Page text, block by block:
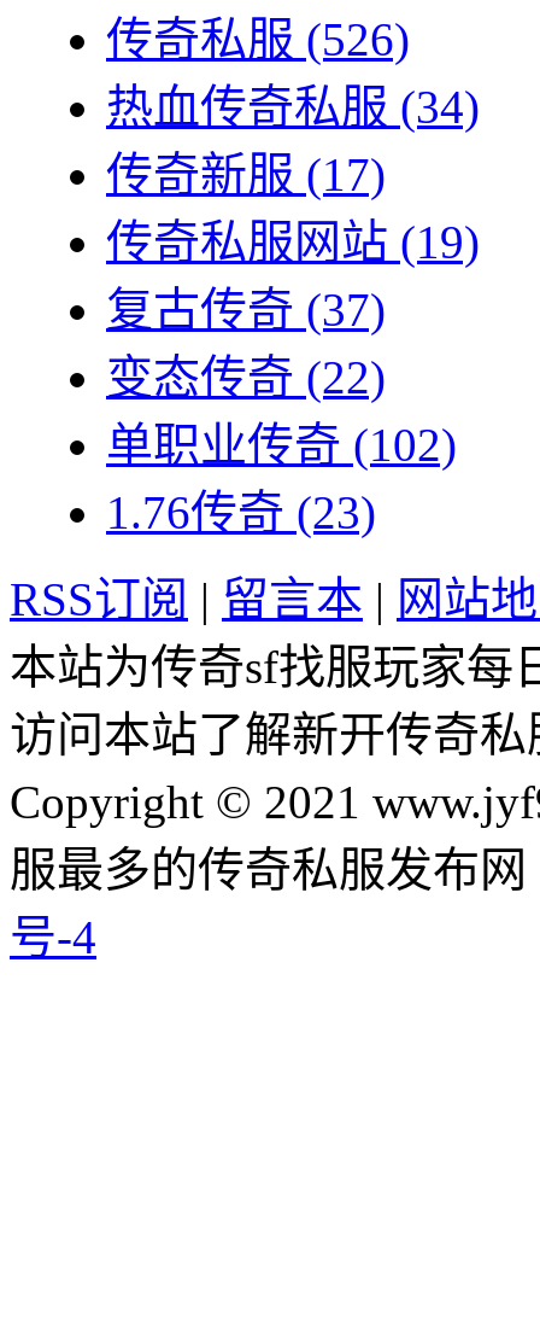
传奇私服 (526)
热血传奇私服 (34)
传奇新服 (17)
传奇私服网站 (19)
复古传奇 (37)
变态传奇 (22)
单职业传奇 (102)
1.76传奇 (23)
RSS订阅 | 留言本 | 网站
本站为传奇sf找服玩家每
访问本站了解新开传奇
Copyright © 2021
服最多的传奇私服发布
号-4